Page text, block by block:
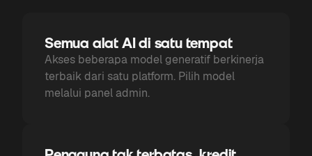
Semua alat AI di satu tempat
Akses beberapa model generatif berkinerja
terbaik dari satu platform. Pilih model
melalui panel admin.